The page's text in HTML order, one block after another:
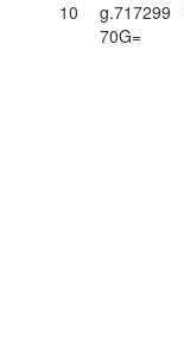
10
g.717299
70G=